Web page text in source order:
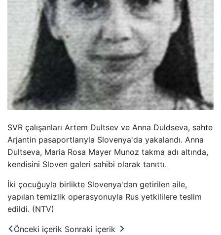
SVR çalışanları Artem Dultsev ve Anna Duldseva, sahte
Arjantin pasaportlarıyla Slovenya'da yakalandı. Anna
Dultseva, Maria Rosa Mayer Munoz takma adı altında,
kendisini Sloven galeri sahibi olarak tanıttı.
İki çocuğuyla birlikte Slovenya'dan getirilen aile,
yapılan temizlik operasyonuyla Rus yetkililere teslim
edildi. (NTV)
Önceki içerik Sonraki içerik